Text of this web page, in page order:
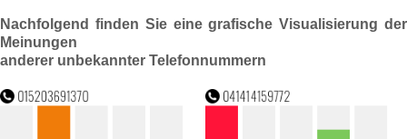
Nachfolgend finden Sie eine grafische Visualisierung der
Meinungen
anderer unbekannter Telefonnummern